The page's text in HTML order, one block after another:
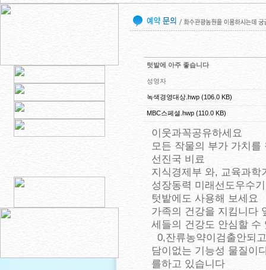
텃밭에 아주 좋습니다
성영자
녹색경영대상.hwp (106.0 KB)
MBC스페셜.hwp (110.0 KB)
이웃과꼭공유하세요
모든 작물의 부가 가치
선진국 비료
지식경제부 와, 교육과
성장동력 미래선도우수
텃밭에도 사용해 보세요
가족의 건강을 지킴니다
세들의 건강도 안심할 수
0,잔류농약이검출안되
담이없는 기능성 물질이
를하고 있습니다